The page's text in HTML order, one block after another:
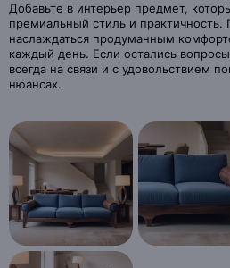
Добавьте в интерьер предмет,
премиальный стиль и практичность.
наслаждаться продуманным
каждый день. Если остались
всегда на связи и с удовольствием
нюансах.